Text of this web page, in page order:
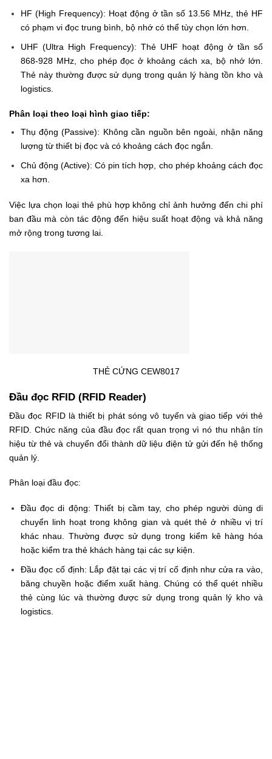
HF (High Frequency): Hoạt động ở tần số 13.56 MHz, thẻ HF
có phạm vi đọc trung bình, bộ nhớ có thể tùy chọn lớn hơn.
UHF (Ultra High Frequency): Thẻ UHF hoạt động ở tần số
868-928 MHz, cho phép đọc ở khoảng cách xa, bộ nhớ lớn.
Thẻ này thường được sử dụng trong quản lý hàng tồn kho và
logistics.
Phân loại theo loại hình giao tiếp:
Thụ động (Passive): Không cần nguồn bên ngoài, nhận năng
lượng từ thiết bị đọc và có khoảng cách đọc ngắn.
Chủ động (Active): Có pin tích hợp, cho phép khoảng cách đọc
xa hơn.
Việc lựa chọn loại thẻ phù hợp không chỉ ảnh hưởng đến chi phí
ban đầu mà còn tác động đến hiệu suất hoạt động và khả năng
mở rộng trong tương lai.
THẺ CỨNG CEW8017
Đầu đọc RFID (RFID Reader)
Đầu đọc RFID là thiết bị phát sóng vô tuyến và giao tiếp với thẻ
RFID. Chức năng của đầu đọc rất quan trọng vì nó thu nhận tín
hiệu từ thẻ và chuyển đổi thành dữ liệu điện tử gửi đến hệ thống
quản lý.
Phân loại đầu đọc:
Đầu đọc di động: Thiết bị cầm tay, cho phép người dùng di
chuyển linh hoạt trong không gian và quét thẻ ở nhiều vị trí
khác nhau. Thường được sử dụng trong kiểm kê hàng hóa
hoặc kiểm tra thẻ khách hàng tại các sự kiện.
Đầu đọc cố định: Lắp đặt tại các vị trí cố định như cửa ra vào,
băng chuyền hoặc điểm xuất hàng. Chúng có thể quét nhiều
thẻ cùng lúc và thường được sử dụng trong quản lý kho và
logistics.